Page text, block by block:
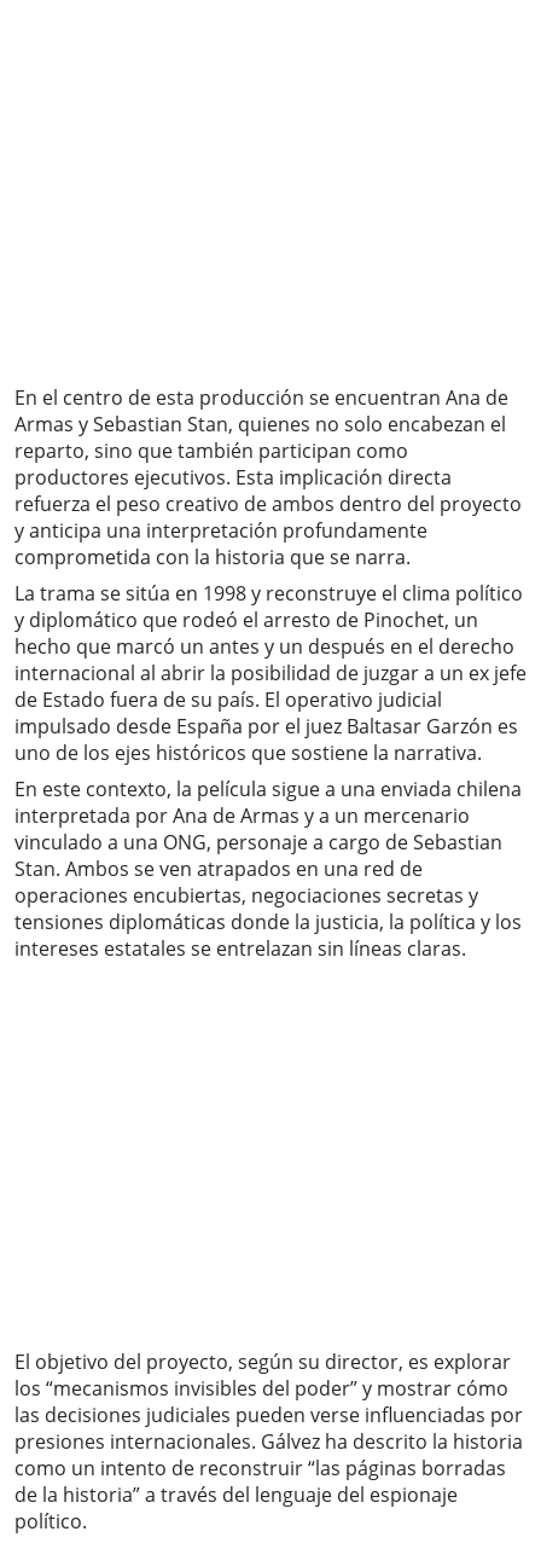
En el centro de esta producción se encuentran Ana de
Armas y Sebastian Stan, quienes no solo encabezan el
reparto, sino que también participan como
productores ejecutivos. Esta implicación directa
refuerza el peso creativo de ambos dentro del proyecto
y anticipa una interpretación profundamente
comprometida con la historia que se narra.
La trama se sitúa en 1998 y reconstruye el clima político
y diplomático que rodeó el arresto de Pinochet, un
hecho que marcó un antes y un después en el derecho
internacional al abrir la posibilidad de juzgar a un ex jefe
de Estado fuera de su país. El operativo judicial
impulsado desde España por el juez Baltasar Garzón es
uno de los ejes históricos que sostiene la narrativa.
En este contexto, la película sigue a una enviada chilena
interpretada por Ana de Armas y a un mercenario
vinculado a una ONG, personaje a cargo de Sebastian
Stan. Ambos se ven atrapados en una red de
operaciones encubiertas, negociaciones secretas y
tensiones diplomáticas donde la justicia, la política y los
intereses estatales se entrelazan sin líneas claras.
El objetivo del proyecto, según su director, es explorar
los “mecanismos invisibles del poder” y mostrar cómo
las decisiones judiciales pueden verse influenciadas por
presiones internacionales. Gálvez ha descrito la historia
como un intento de reconstruir “las páginas borradas
de la historia” a través del lenguaje del espionaje
político.